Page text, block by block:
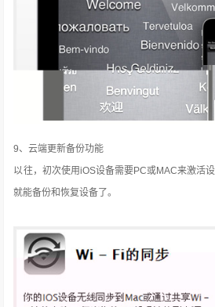
9、云端更新备份功能
以往，初次使用iOS设备需要PC或MAC来激活
就能备份和恢复设备了。